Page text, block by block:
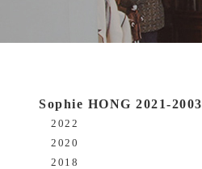
Sophie HONG 2021-2003
2022
2020
2018